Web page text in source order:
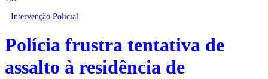
Intervenção Policial
Polícia frustra tentativa de
assalto à residência de